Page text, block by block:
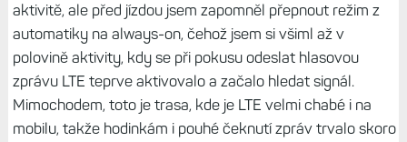
aktivitě, ale před jízdou jsem zapomněl přepnout režim z
automatiky na always-on, čehož jsem si všiml až v
polovině aktivity, kdy se při pokusu odeslat hlasovou
zprávu LTE teprve aktivovalo a začalo hledat signál.
Mimochodem, toto je trasa, kde je LTE velmi chabé i na
mobilu, takže hodinkám i pouhé čeknutí zpráv trvalo skoro